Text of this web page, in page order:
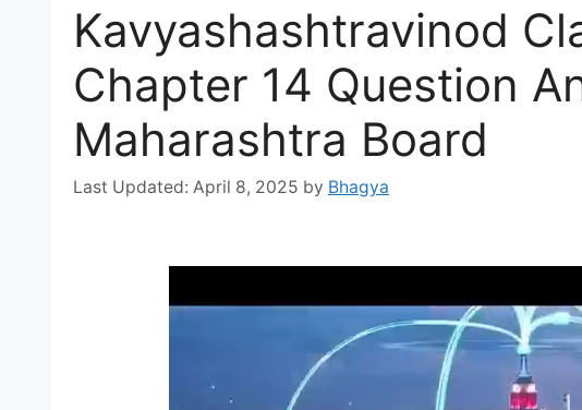
Kavyashashtravinod
Chapter 14 Question
Maharashtra Board
April 8, 2025 by Bhagya